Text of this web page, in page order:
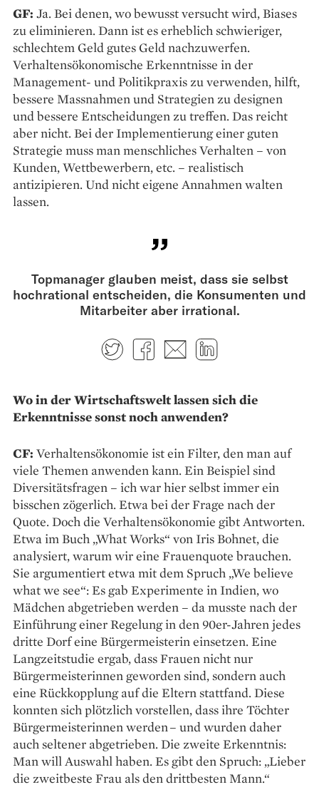
GF: Ja. Bei denen, wo bewusst versucht wird, Biases
zu eliminieren. Dann ist es erheblich schwieriger,
schlechtem Geld gutes Geld nachzuwerfen.
Verhaltensökonomische Erkenntnisse in der
Management- und Politikpraxis zu verwenden, hilft,
bessere Massnahmen und Strategien zu designen
und bessere Entscheidungen zu treffen. Das reicht
aber nicht. Bei der Implementierung einer guten
Strategie muss man menschliches Verhalten – von
Kunden, Wettbewerbern, etc. – realistisch
antizipieren. Und nicht eigene Annahmen walten
lassen.
Topmanager glauben meist, dass sie selbst
hochrational entscheiden, die Konsumenten und
Mitarbeiter aber irrational.
TwitterFacebook
E-mail
Wo in der Wirtschaftswelt lassen sich die
Erkenntnisse sonst noch anwenden?
CF: Verhaltensökonomie ist ein Filter, den man auf
viele Themen anwenden kann. Ein Beispiel sind
Diversitätsfragen – ich war hier selbst immer ein
bisschen zögerlich. Etwa bei der Frage nach der
Quote. Doch die Verhaltensökonomie gibt Antworten.
Etwa im Buch „What Works“ von Iris Bohnet, die
analysiert, warum wir eine Frauenquote brauchen.
Sie argumentiert etwa mit dem Spruch „We believe
what we see“: Es gab Experimente in Indien, wo
Mädchen abgetrieben werden – da musste nach der
Einführung einer Regelung in den 90er-Jahren jedes
dritte Dorf eine Bürgermeisterin einsetzen. Eine
Langzeitstudie ergab, dass Frauen nicht nur
Bürgermeisterinnen geworden sind, sondern auch
eine Rückkopplung auf die Eltern stattfand. Diese
konnten sich plötzlich vorstellen, dass ihre Töchter
Bürgermeisterinnen werden – und wurden daher
auch seltener abgetrieben. Die zweite Erkenntnis:
Man will Auswahl haben. Es gibt den Spruch: „Lieber
die zweitbeste Frau als den drittbesten Mann.“